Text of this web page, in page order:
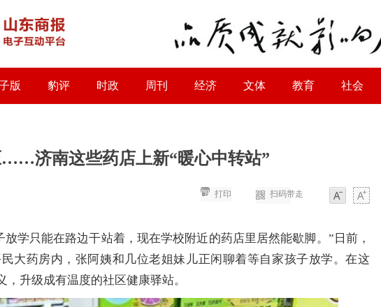
版 豹评 时政 周刊 经济 文体 教育 社会
济南这些药店上新“暖心中转站”
扫码带走
打印
学只能在路边干站着，现在学校附近的药店里居然能歇脚。”日前，
大药房内，张阿姨和几位老姐妹儿正闲聊着等自家孩子放学。在这
升级成有温度的社区健康驿站。